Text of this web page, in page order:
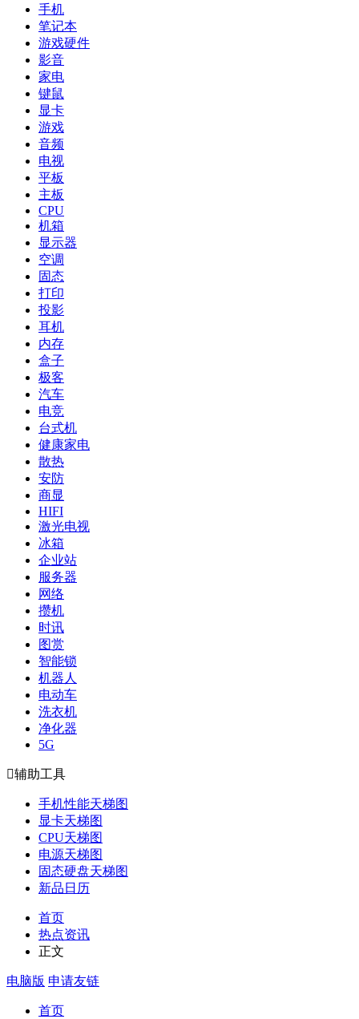
手机
笔记本
游戏硬件
影音
家电
键鼠
显卡
游戏
音频
电视
平板
主板
CPU
机箱
显示器
空调
固态
打印
投影
耳机
内存
盒子
极客
汽车
电竞
台式机
健康家电
散热
安防
商显
HIFI
激光电视
冰箱
企业站
服务器
网络
攒机
时讯
图赏
智能锁
机器人
电动车
洗衣机
净化器
5G
辅助工具
手机性能天梯图
显卡天梯图
CPU天梯图
电源天梯图
固态硬盘天梯图
新品日历
首页
热点资讯
正文
电脑版 申请友链
首页